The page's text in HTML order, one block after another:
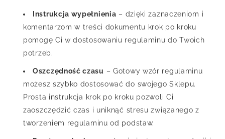
Instrukcja wypełnienia – dzięki zaznaczeniom i
komentarzom w treści dokumentu krok po kroku
pomogę Ci w dostosowaniu regulaminu do Twoich
potrzeb.
Oszczędność czasu – Gotowy wzór regulaminu
możesz szybko dostosować do swojego Sklepu.
Prosta instrukcja krok po kroku pozwoli Ci
zaoszczędzić czas i uniknąć stresu związanego z
tworzeniem regulaminu od podstaw.